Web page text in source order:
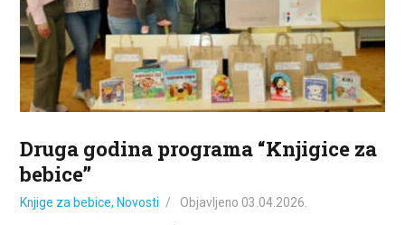
Druga godina programa “Knjigice za
bebice”
Knjige za bebice,Novosti Objavljeno 03.04.2026.